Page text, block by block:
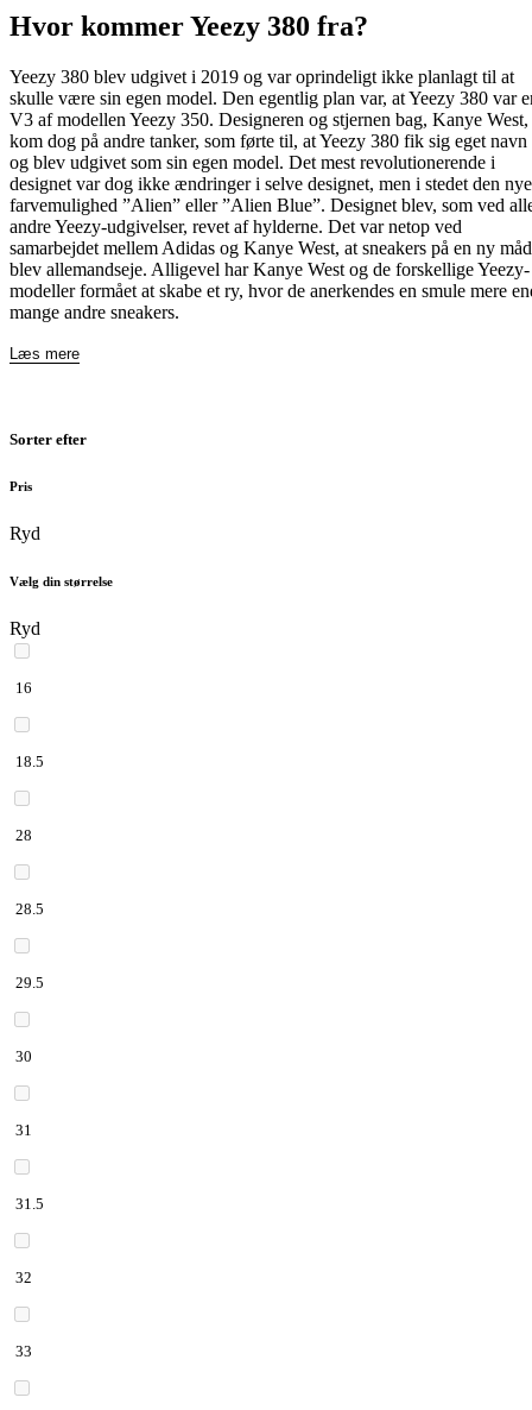
Hvor kommer Yeezy 380 fra?
Yeezy 380 blev udgivet i 2019 og var oprindeligt ikke planlagt til at
skulle være sin egen model. Den egentlig plan var, at Yeezy 380 var
V3 af modellen Yeezy 350. Designeren og stjernen bag, Kanye West,
kom dog på andre tanker, som førte til, at Yeezy 380 fik sig eget navn
og blev udgivet som sin egen model. Det mest revolutionerende i
designet var dog ikke ændringer i selve designet, men i stedet den nye
farvemulighed ”Alien” eller ”Alien Blue”. Designet blev, som ved
andre Yeezy-udgivelser, revet af hylderne. Det var netop ved
samarbejdet mellem Adidas og Kanye West, at sneakers på en ny
blev allemandseje. Alligevel har Kanye West og de forskellige Yeezy-
modeller formået at skabe et ry, hvor de anerkendes en smule mere
mange andre sneakers.
Læs mere
Sorter efter
Pris
Ryd
Vælg din størrelse
Ryd
16
18.5
28
28.5
29.5
30
31
31.5
32
33